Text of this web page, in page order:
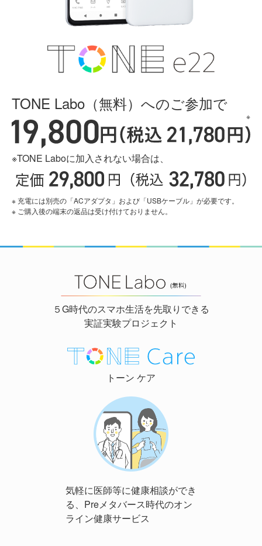
TONE Labo（無料）へのご参加で
※TONE Laboに加入されない場合は、
※ 充電には別売の「ACアダプタ」および「USBケーブル」が必要です。
※ ご購入後の端末の返品は受け付けておりません。
５G時代のスマホ生活を先取りできる
実証実験プロジェクト
トーン ケア
気軽に医師等に健康相談ができ
る、Preメタバース時代のオン
ライン健康サービス